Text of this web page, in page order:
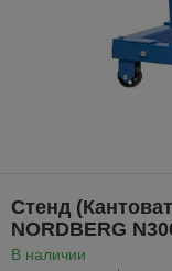
Стенд
NORDBERG
В наличии